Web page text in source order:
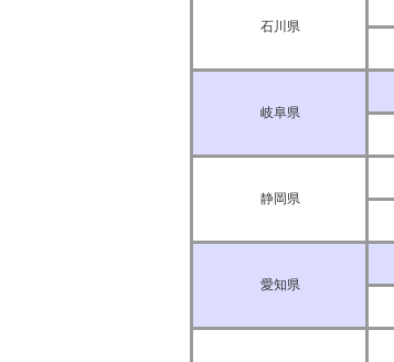
石川県
岐阜県
静岡県
愛知県